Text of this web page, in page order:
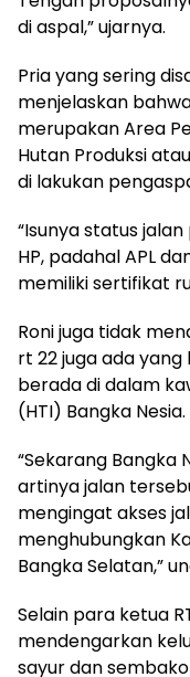
di aspal,” ujarnya.
Pria yang sering
menjelaskan
merupakan Area
Hutan Produksi
di lakukan
“Isunya status
HP, padahal APL
memiliki sertifikat
Roni juga tidak
rt 22 juga ada
berada di dalam
(HTI) Bangka Nesia.
“Sekarang Bangka
artinya jalan
mengingat akses
menghubungkan
Bangka Selatan,”
Selain para ketua
mendengarkan
sayur dan